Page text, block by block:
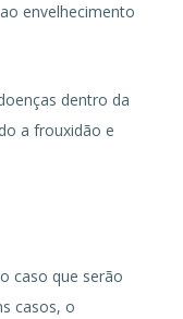
envelhecimento
dentro da
a frouxidão e
caso que serão
casos, o